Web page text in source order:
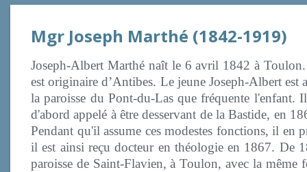
Mgr Joseph Marthé (1842-1919)
Joseph-Albert Marthé naît le 6 avril 1842 à
est originaire d’Antibes. Le jeune Joseph-Albert est
la paroisse du Pont-du-Las que fréquente
d'abord appelé à être desservant de la Bastide, en
Pendant qu'il assume ces modestes fonctions, il
il est ainsi reçu docteur en théologie en 1867. De
paroisse de Saint-Flavien, à Toulon, avec la